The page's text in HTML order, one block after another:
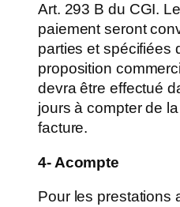
Art. 293 B du CGI.
paiement seront
parties et spécifiées
proposition
devra être effectué
jours à compter de
facture.
4- Acompte
Pour les prestations